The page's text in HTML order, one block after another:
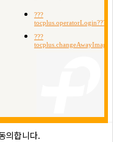
회원 탈퇴 시까지
관한 통지,
자 식별
의합니다.